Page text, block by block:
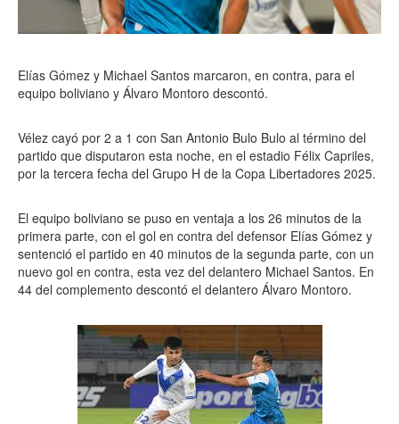
Elías Gómez y Michael Santos marcaron, en contra, para el
equipo boliviano y Álvaro Montoro descontó.
Vélez cayó por 2 a 1 con San Antonio Bulo Bulo al término del
partido que disputaron esta noche, en el estadio Félix Capriles,
por la tercera fecha del Grupo H de la Copa Libertadores 2025.
El equipo boliviano se puso en ventaja a los 26 minutos de la
primera parte, con el gol en contra del defensor Elías Gómez y
sentenció el partido en 40 minutos de la segunda parte, con un
nuevo gol en contra, esta vez del delantero Michael Santos. En
44 del complemento descontó el delantero Álvaro Montoro.